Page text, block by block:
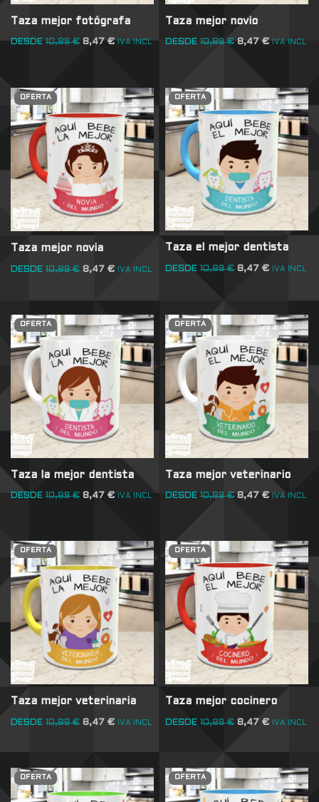
Taza mejor fotógrafa
DESDE 10,89€ 8,47€ IVA INCL
Taza mejor novio
DESDE 10,89€ 8,47€ IVA INCL
OFERTA
Taza mejor novia
DESDE 10,89€ 8,47 € IVA INCL
OFERTA
Taza el mejor dentista
DESDE 10,89€ 8,47€ IVA INCL
OFERTA
Taza la mejor dentista
DESDE 10,89€ 8,47 € IVA INCL
OFERTA
Taza mejor veterinario
DESDE 10,89€ 8,47€ IVA INCL
OFERTA
Taza mejor veterinaria
DESDE 10,89€ 8,47 € IVA INCL
OFERTA
Taza mejor cocinero
DESDE 10,89€ 8,47€ IVA INCL
OFERTA OFERTA